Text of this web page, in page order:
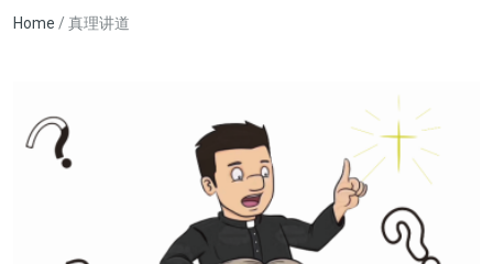
Breadcrumb
Home 真理讲道